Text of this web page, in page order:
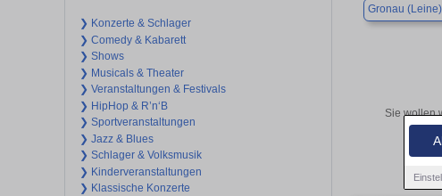
❯ Konzerte & Schlager
❯ Comedy & Kabarett
❯ Shows
❯ Musicals & Theater
❯ Veranstaltungen & Festivals
❯ HipHop & R’n‘B
❯ Sportveranstaltungen
❯ Jazz & Blues
❯ Schlager & Volksmusik
❯ Kinderveranstaltungen
❯ Klassische Konzerte
Gronau (Leine)
Sie wollen